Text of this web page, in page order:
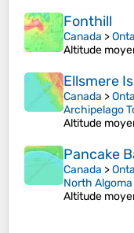
Fonthill
Canada >
Altitude
Ellsmere
Canada >
Archipelago
Altitude
Pancake
Canada >
North Algoma
Altitude